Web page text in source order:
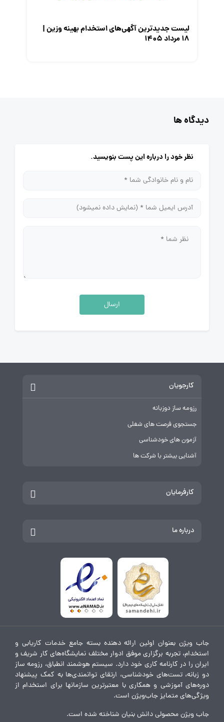
لیست جدیدترین آگهی‌های استخدام بهینه وزین |
۱۸ مرداد ۱۴۰۵
دیدگاه ها
نظر خود را درباره این پست بنویسید.
ارسال
کارجویان
رزومه ساز دوزبانه
جستجوی فرصت های شغلی
آزمون های خودشناسی
آشنایی بیشتر با شرکت ها
کارفرمایان
درباره ما
جاب ویژن بعنوان اولین ارائه دهنده بسته جامع خدمات کاریابی و
استخدام، تجربه برگزاری موفق ادوار مختلف نمایشگاه‌های کار شریف و
ایران را در کارنامه کاری خود دارد. سیستم هوشمند انطباق، رزومه ساز
دو زبانه، تست‌های خودشناسی، ارتقای توانمندی‌ها به کمک پیشنهاد
دوره‌های آموزشی و همکاری با معتبرترین سازمانها برای استخدام از
ویژگی‌های متمایز جاب‌ویژن است.
جاب ویژن محصولی دانش بنیان شناخته شده است.